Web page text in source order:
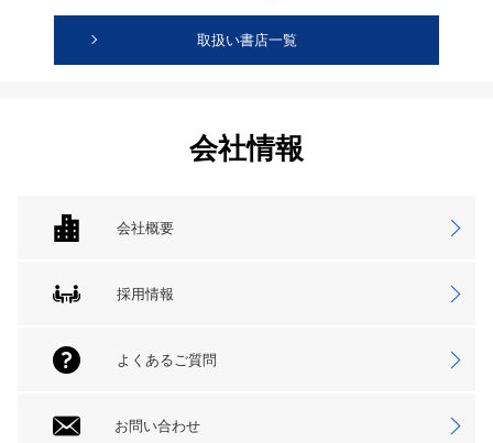
取扱い書店一覧
会社情報
会社概要
採用情報
よくあるご質問
お問い合わせ